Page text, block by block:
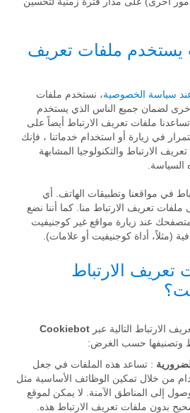
يستخدم ملفات تعريف
، نستخدم ملفات
أخرى لضمان جميع الناس الذي يستخدم
ملفات تعريف الارتباط أيضاً على
في زيارة أو استخدام خدماتنا ، فإنك
الارتباط والتكنولوجيا المشابهة
السياسة.
في مواقعنا وتطبيقات الهاتف. أي
تعريف الارتباط منا. كما أننا نضع
عند زيارة مواقع غير كوجنيفيت
(مثلاً، أداة كوجنيفيت أو علامات).
تعريف الارتباط
الارتباط التالية عبرCookiebot
وتصنيفها حسب الغرض:
: تساعد هذه الملفات في جعل
من خلال تمكين الوظائف الأساسية مثل
إلى المناطق الآمنة. لا يمكن لموقع
بدون ملفات تعريف الارتباط هذه.